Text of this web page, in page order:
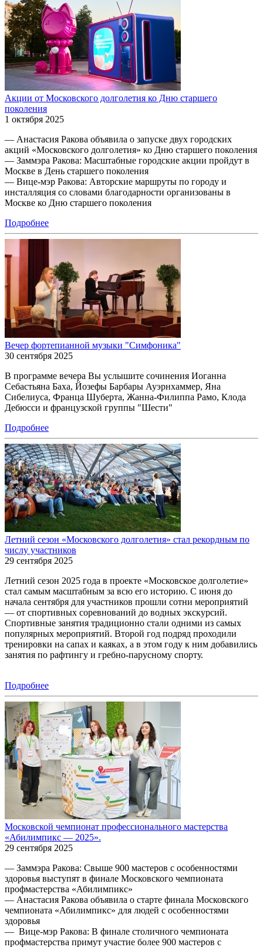
Акции от Московского долголетия ко Дню старшего
поколения
1 октября 2025
— Анастасия Ракова объявила о запуске двух городских
акций «Московского долголетия» ко Дню старшего поколения
— Заммэра Ракова: Масштабные городские акции пройдут в
Москве в День старшего поколения
— Вице-мэр Ракова: Авторские маршруты по городу и
инсталляция со словами благодарности организованы в
Москве ко Дню старшего поколения
Подробнее
Вечер фортепианной музыки "Симфоника"
30 сентября 2025
В программе вечера Вы услышите сочинения Иоганна
Себастьяна Баха, Йозефы Барбары Ауэрнхаммер, Яна
Сибелиуса, Франца Шуберта, Жанна-Филиппа Рамо, Клода
Дебюсси и французской группы "Шести"
Подробнее
Летний сезон «Московского долголетия» стал рекордным по
числу участников
29 сентября 2025
Летний сезон 2025 года в проекте «Московское долголетие»
стал самым масштабным за всю его историю. С июня до
начала сентября для участников прошли сотни мероприятий
— от спортивных соревнований до водных экскурсий.
Спортивные занятия традиционно стали одними из самых
популярных мероприятий. Второй год подряд проходили
тренировки на сапах и каяках, а в этом году к ним добавились
занятия по рафтингу и гребно-парусному спорту.
Подробнее
Московской чемпионат профессионального мастерства
«Абилимпикс — 2025».
29 сентября 2025
— Заммэра Ракова: Свыше 900 мастеров с особенностями
здоровья выступят в финале Московского чемпионата
профмастерства «Абилимпикс»
— Анастасия Ракова объявила о старте финала Московского
чемпионата «Абилимпикс» для людей с особенностями
здоровья
— Вице-мэр Ракова: В финале столичного чемпионата
профмастерства примут участие более 900 мастеров с